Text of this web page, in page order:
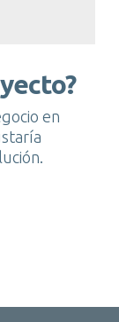
en